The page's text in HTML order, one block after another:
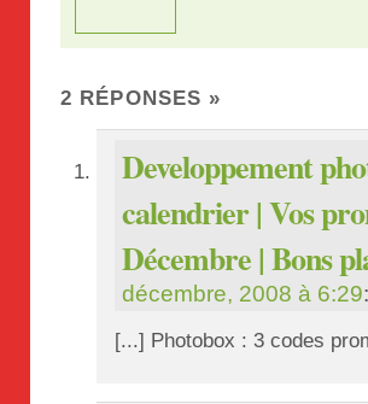
2 RÉPONSES »
Developpement
calendrier | Vos
Décembre | Bons
décembre, 2008 à 6:29:
[...] Photobox : 3 codes